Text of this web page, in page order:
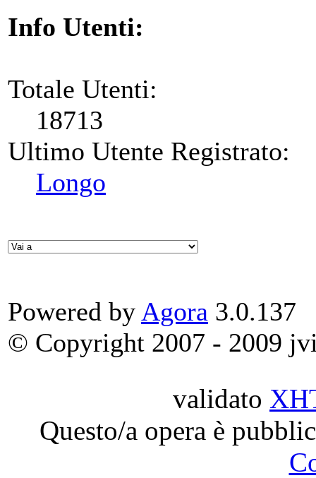
Info Utenti:
Totale Utenti:
18713
Ultimo Utente Registrato:
Longo
Powered by Agora 3.0.137
© Copyright 2007 - 2009
validato
Questo/a opera è